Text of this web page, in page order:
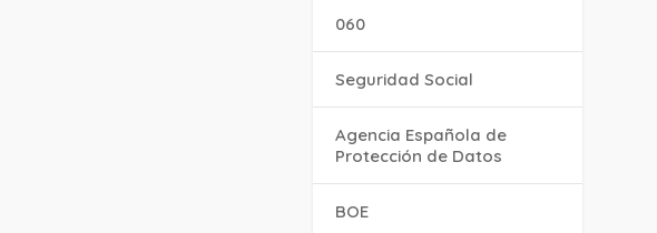
060
Seguridad Social
Agencia Española de
Protección de Datos
BOE